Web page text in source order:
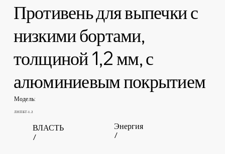
Противень для выпечки с
низкими бортами,
толщиной 1,2 мм, с
алюминиевым покрытием
Модель:
ЛНПБТ-1.2
ВЛАСТЬ
/
/
Энергия